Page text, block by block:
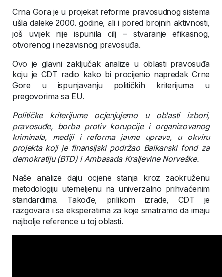
Crna Gora je u projekat reforme pravosudnog sistema
ušla daleke 2000. godine, ali i pored brojnih aktivnosti,
još uvijek nije ispunila cilj – stvaranje efikasnog,
otvorenog i nezavisnog pravosuđa.
Ovo je glavni zaključak analize u oblasti pravosuđa
koju je CDT radio kako bi procijenio napredak Crne
Gore u ispunjavanju političkih kriterijuma u
pregovorima sa EU.
Političke kriterijume ocjenjujemo u oblasti izbori,
pravosuđe, borba protiv korupcije i organizovanog
kriminala, mediji i reforma javne uprave, u okviru
projekta koji je finansijski podržao Balkanski fond za
demokratiju (BTD) i Ambasada Kraljevine Norveške.
Naše analize daju ocjene stanja kroz zaokruženu
metodologiju utemeljenu na univerzalno prihvaćenim
standardima. Takođe, prilikom izrade, CDT je
razgovara i sa eksperatima za koje smatramo da imaju
najbolje reference u toj oblasti.